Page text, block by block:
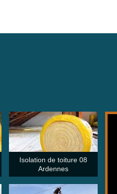
Isolation de toiture 08
Ardennes